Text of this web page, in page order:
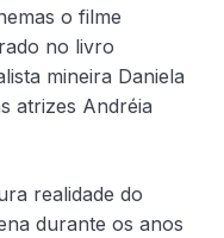
o filme
no livro
mineira Daniela
atrizes Andréia
realidade do
durante os anos